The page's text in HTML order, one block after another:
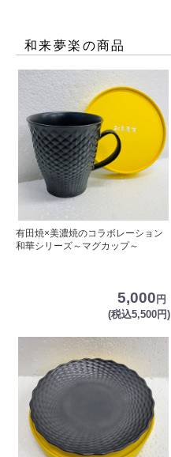
和来夢楽 の商品
有田焼×美濃焼のコラボレーション
和華シリーズ～マグカップ～
5,000円
(税込5,500円)